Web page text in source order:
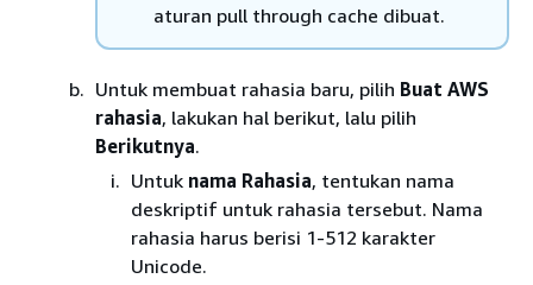
aturan pull through cache dibuat.
Untuk membuat rahasia baru, pilih Buat AWS
rahasia, lakukan hal berikut, lalu pilih
Berikutnya.
Untuk nama Rahasia, tentukan nama
deskriptif untuk rahasia tersebut. Nama
rahasia harus berisi 1-512 karakter
Unicode.